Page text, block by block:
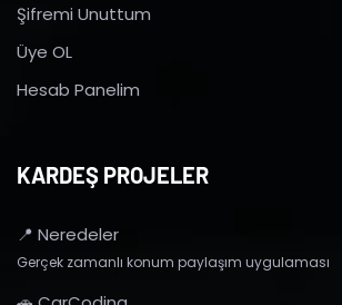
Şifremi Unuttum
Üye OL
Hesab Panelim
KARDEŞ PROJELER
📍 Neredeler
Gerçek zamanlı konum paylaşım uygulaması